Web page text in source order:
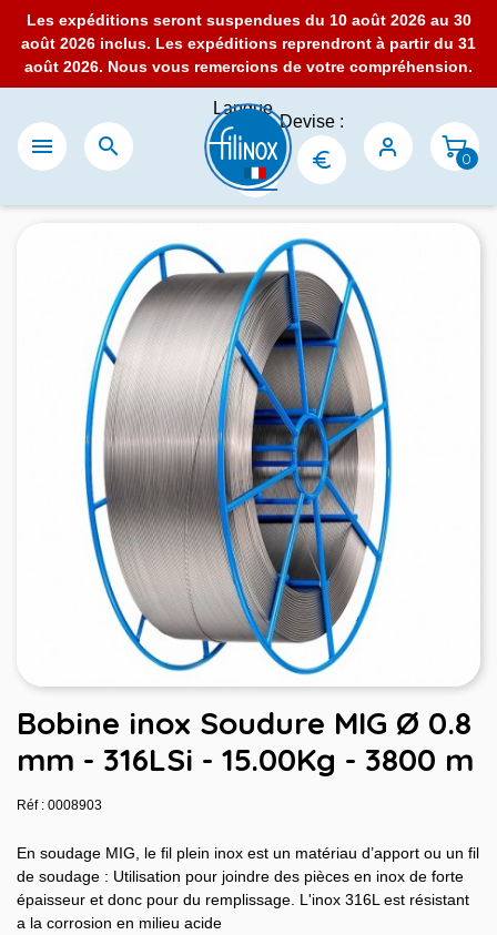
Les expéditions seront suspendues du 10 août 2026 au 30
août 2026 inclus. Les expéditions reprendront à partir du 31
août 2026. Nous vous remercions de votre compréhension.
 
Langue
:
Devise :
0
Bobine inox Soudure MIG Ø 0.8
mm - 316LSi - 15.00Kg - 3800 m
Réf : 0008903
En soudage MIG, le fil plein inox est un matériau d’apport ou un fil
de soudage : Utilisation pour joindre des pièces en inox de forte
épaisseur et donc pour du remplissage. L'inox 316L est résistant
a la corrosion en milieu acide